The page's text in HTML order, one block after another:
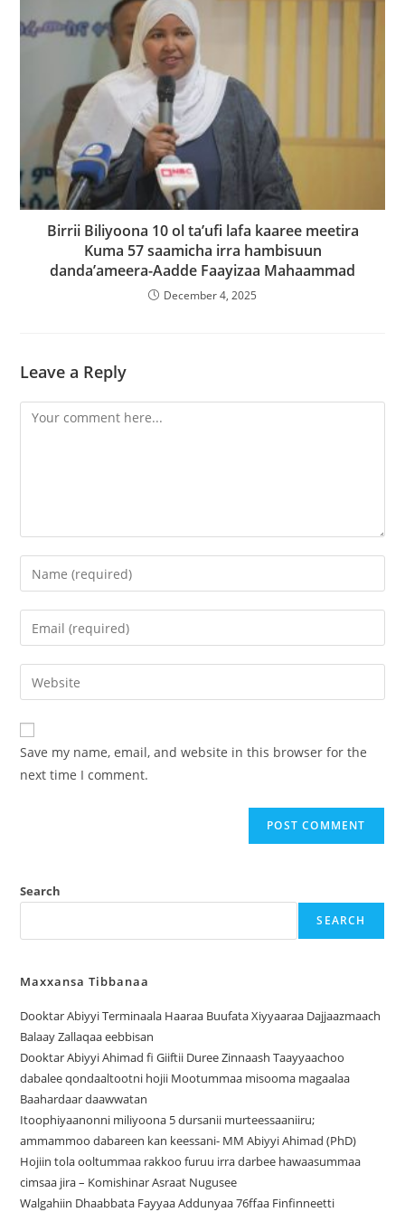
Birrii Biliyoona 10 ol ta’ufi lafa kaaree meetira
Kuma 57 saamicha irra hambisuun
danda’ameera-Aadde Faayizaa Mahaammad
December 4, 2025
Leave a Reply
Save my name, email, and website in this browser for the
next time I comment.
Search
SEARCH
Maxxansa Tibbanaa
Dooktar Abiyyi Terminaala Haaraa Buufata Xiyyaaraa Dajjaazmaach
Balaay Zallaqaa eebbisan
Dooktar Abiyyi Ahimad fi Giiftii Duree Zinnaash Taayyaachoo
dabalee qondaaltootni hojii Mootummaa misooma magaalaa
Baahardaar daawwatan
Itoophiyaanonni miliyoona 5 dursanii murteessaaniiru;
ammammoo dabareen kan keessani- MM Abiyyi Ahimad (PhD)
Hojiin tola ooltummaa rakkoo furuu irra darbee hawaasummaa
cimsaa jira – Komishinar Asraat Nugusee
Walgahiin Dhaabbata Fayyaa Addunyaa 76ffaa Finfinneetti